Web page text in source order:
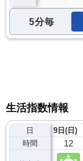
5分毎
生活指数情報
日
時間
9日(日)
12